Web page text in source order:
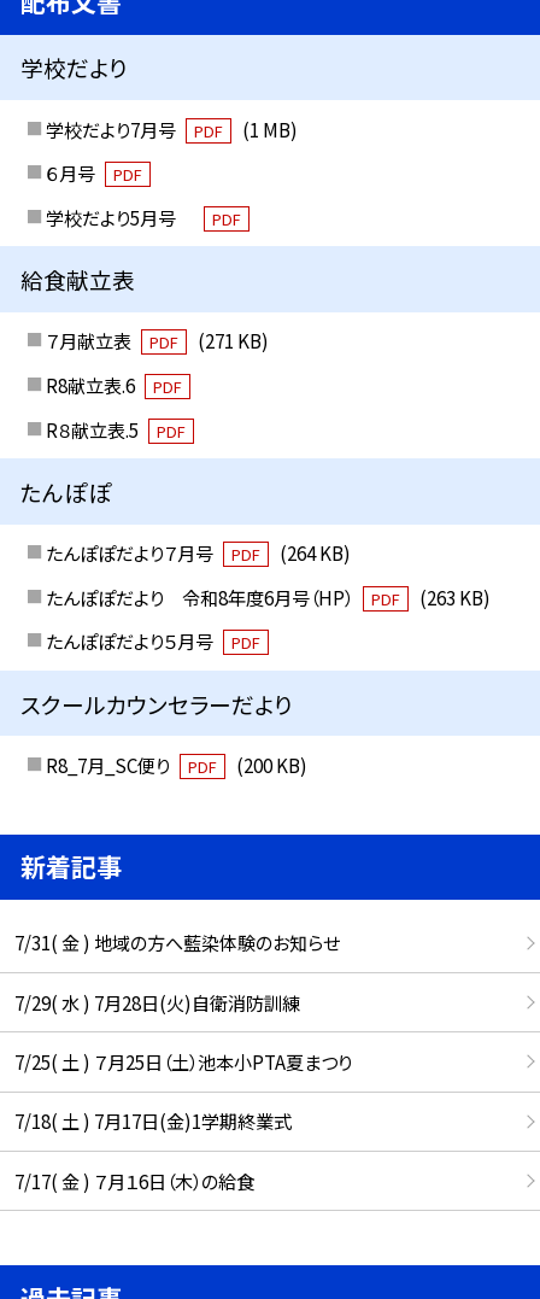
学校だより
学校だより7月号 PDF
(1 MB)
６月号
PDF
学校だより5月号 PDF
給食献立表
７月献立表 PDF
(271 KB)
R8献立表.6
PDF
R８献立表.5 PDF
たんぽぽ
たんぽぽだより７月号 PDF
(264 KB)
たんぽぽだより 令和8年度6月号（HP）
PDF
(263 KB)
たんぽぽだより５月号
PDF
スクールカウンセラーだより
R8_7月_SC便り PDF (200 KB)
新着記事
7/31( 金 ) 地域の方へ藍染体験のお知らせ
7/29( 水 ) 7月28日(火)自衛消防訓練
7/25( 土 ) ７月25日（土）池本小PTA夏まつり
7/18( 土 ) 7月17日(金)1学期終業式
7/17( 金 ) ７月１6日（木）の給食